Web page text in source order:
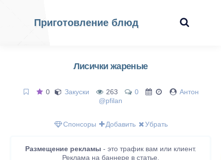
Приготовление блюд
Лисички жареные
0 Закуски 263 0
Антон
@pfilan
Спонсоры Добавить Убрать
Размещение рекламы - это трафик вам или клиент.
Реклама на баннере в статье.